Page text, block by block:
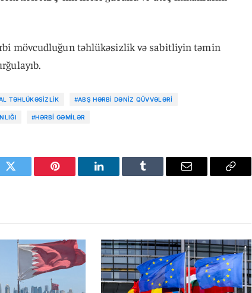
mövcudluğun təhlükəsizlik və sabitliyin təmin
TƏHLÜKƏSIZLIK #ABŞ HƏRBI DƏNIZ QÜVVƏLƏRI
#HƏRBI GƏMILƏR
Twitter Pinterest LinkedIn Tumblr Email
Copy